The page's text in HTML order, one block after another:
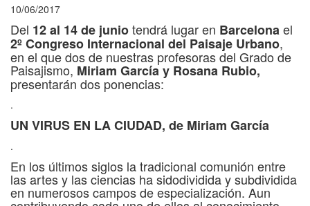
10/06/2017
Del 12 al 14 de juniotendrá lugar en Barcelonael
2º Congreso Internacional del Paisaje Urbano,
en el que dos de nuestras profesoras del Grado de
Paisajismo, Miriam García y Rosana Rubio,
presentarán dos ponencias:
.
UN VIRUS EN LA CIUDAD, de Miriam García
.
En los últimos siglos la tradicional comunión entre
las artes y las ciencias ha sidodividida y subdividida
en numerosos campos de especialización. Aun